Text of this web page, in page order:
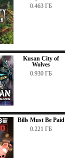
0.463 ГБ
Kusan City of
Wolves
0.930 ГБ
Bills Must Be Paid
0.221 ГБ